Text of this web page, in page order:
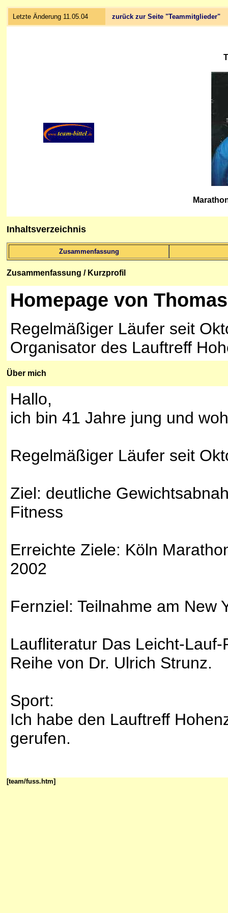
Letzte Änderung 11.05.04 zurück zur Seite "Teammitglieder"
Inhaltsverzeichnis
Zusammenfassung
Zusammenfassung / Kurzprofil
Homepage von
Regelmäßiger Läufer seit
Organisator des Lauftreff
Über mich
Hallo,
ich bin 41 Jahre jung und
Regelmäßiger Läufer seit
Ziel: deutliche
Fitness
Erreichte Ziele: Köln
2002
Fernziel: Teilnahme am New
Laufliteratur Das Leicht-
Reihe von Dr. Ulrich Strunz.
Sport:
Ich habe den Lauftreff
gerufen.
[team/fuss.htm]